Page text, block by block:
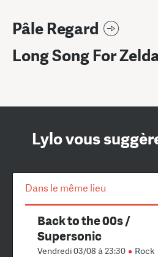
Pâle Regard
Long Song For
Lylo vous
Dans le même lieu
Back to the 00s /
Supersonic
Vendredi 03/08 à 23:30 Rock